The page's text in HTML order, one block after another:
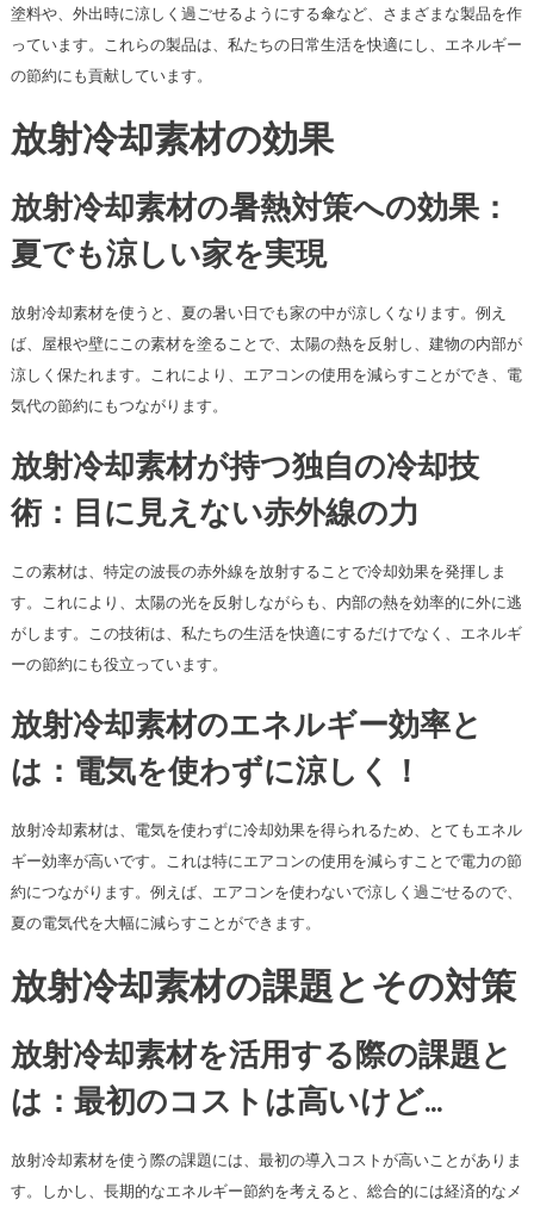
塗料や、外出時に涼しく過ごせるようにする傘など、さまざまな製品を作
っています。これらの製品は、私たちの日常生活を快適にし、エネルギー
の節約にも貢献しています。
放射冷却素材の効果
放射冷却素材の暑熱対策への効果：
夏でも涼しい家を実現
放射冷却素材を使うと、夏の暑い日でも家の中が涼しくなります。例え
ば、屋根や壁にこの素材を塗ることで、太陽の熱を反射し、建物の内部が
涼しく保たれます。これにより、エアコンの使用を減らすことができ、電
気代の節約にもつながります。
放射冷却素材が持つ独自の冷却技
術：目に見えない赤外線の力
この素材は、特定の波長の赤外線を放射することで冷却効果を発揮しま
す。これにより、太陽の光を反射しながらも、内部の熱を効率的に外に逃
がします。この技術は、私たちの生活を快適にするだけでなく、エネルギ
ーの節約にも役立っています。
放射冷却素材のエネルギー効率と
は：電気を使わずに涼しく！
放射冷却素材は、電気を使わずに冷却効果を得られるため、とてもエネル
ギー効率が高いです。これは特にエアコンの使用を減らすことで電力の節
約につながります。例えば、エアコンを使わないで涼しく過ごせるので、
夏の電気代を大幅に減らすことができます。
放射冷却素材の課題とその対策
放射冷却素材を活用する際の課題と
は：最初のコストは高いけど…
放射冷却素材を使う際の課題には、最初の導入コストが高いことがありま
す。しかし、長期的なエネルギー節約を考えると、総合的には経済的なメ